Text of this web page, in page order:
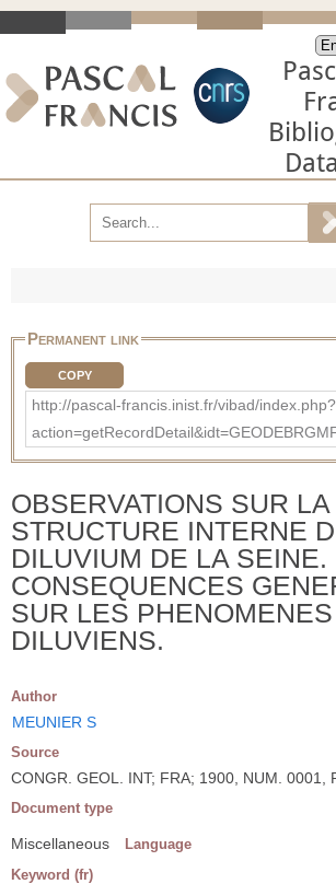
Permanent link
COPY
http://pascal-francis.inist.fr/vibad/index.php?
OBSERVATIONS SUR LA
STRUCTURE INTERNE
DILUVIUM DE LA SEINE.
CONSEQUENCES
SUR LES PHENOMENES
DILUVIENS.
Author
MEUNIER S
Source
CONGR. GEOL. INT; FRA; 1900, NUM. 0001,
Document type
Miscellaneous Language
Keyword (fr)